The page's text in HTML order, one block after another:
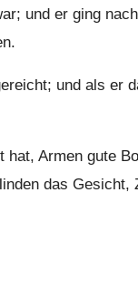
und er ging
und als er
Armen gute
das Gesicht,